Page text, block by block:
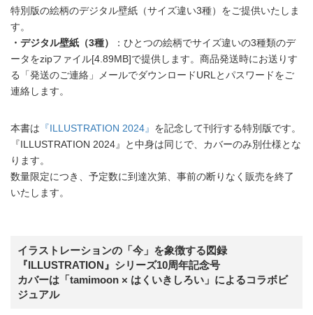
特別版の絵柄のデジタル壁紙（サイズ違い3種）をご提供いたしま
す。
・デジタル壁紙（3種）
：ひとつの絵柄でサイズ違いの3種類のデ
ータをzipファイル[4.89MB]で提供します。商品発送時にお送りす
る「発送のご連絡」メールでダウンロードURLとパスワードをご
連絡します。
本書は 『ILLUSTRATION 2024』 を記念して刊行する特別版です。
『ILLUSTRATION 2024』と中身は同じで、カバーのみ別仕様とな
ります。
数量限定につき、予定数に到達次第、事前の断りなく販売を終了
いたします。
イラストレーションの「今」を象徴する図録
『ILLUSTRATION』シリーズ10周年記念号
カバーは「tamimoon × はくいきしろい」によるコラボビ
ジュアル